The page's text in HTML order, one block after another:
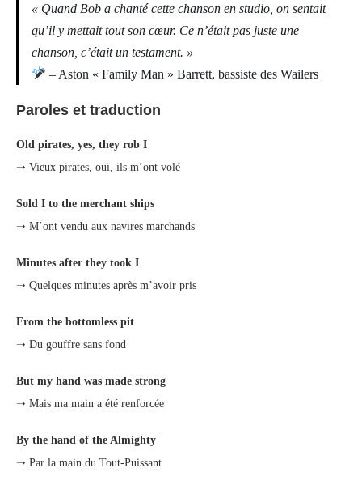
« Quand Bob a chanté cette chanson en studio, on sentait
qu’il y mettait tout son cœur. Ce n’était pas juste une
chanson, c’était un testament. »
– Aston « Family Man » Barrett, bassiste des Wailers
Paroles et traduction
Old pirates, yes, they rob I
➝ Vieux pirates, oui, ils m’ont volé
Sold I to the merchant ships
➝ M’ont vendu aux navires marchands
Minutes after they took I
➝ Quelques minutes après m’avoir pris
From the bottomless pit
➝ Du gouffre sans fond
But my hand was made strong
➝ Mais ma main a été renforcée
By the hand of the Almighty
➝ Par la main du Tout-Puissant